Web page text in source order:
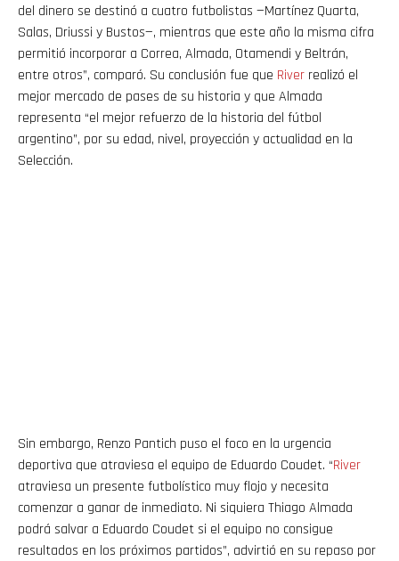
del dinero se destinó a cuatro futbolistas —Martínez Quarta,
Salas, Driussi y Bustos—, mientras que este año la misma cifra
permitió incorporar a Correa, Almada, Otamendi y Beltrán,
entre otros”, comparó. Su conclusión fue que River realizó el
mejor mercado de pases de su historia y que Almada
representa “el mejor refuerzo de la historia del fútbol
argentino”, por su edad, nivel, proyección y actualidad en la
Selección.
Sin embargo, Renzo Pantich puso el foco en la urgencia
deportiva que atraviesa el equipo de Eduardo Coudet. “River
atraviesa un presente futbolístico muy flojo y necesita
comenzar a ganar de inmediato. Ni siquiera Thiago Almada
podrá salvar a Eduardo Coudet si el equipo no consigue
resultados en los próximos partidos”, advirtió en su repaso por